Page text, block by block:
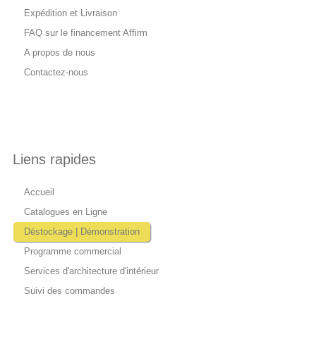
Liens rapides
Accueil
Catalogues en Ligne
Déstockage | Démonstration
Programme commercial
Services d'architecture d'intérieur
Suivi des commandes
Expédition et Livraison
FAQ sur le financement Affirm
A propos de nous
Contactez-nous